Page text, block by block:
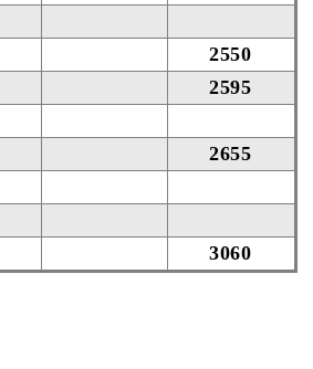
2550
2595
2655
3060